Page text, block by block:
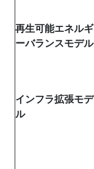
再生可能エネルギ
ーバランスモデル
インフラ拡張モデ
ル